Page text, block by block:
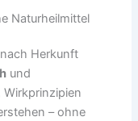
Naturheilmittel
Herkunft
und
Wirkprinzipien
– ohne